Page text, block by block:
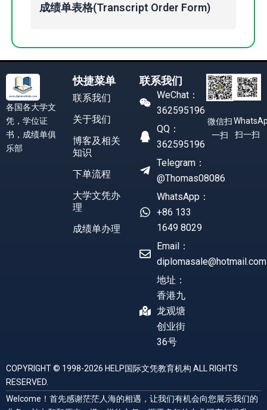
成绩单表格(Transcript Order Form)
各国各大学文
凭，学位证
书，成绩单俱
乐部
快捷菜单
联系我们
关于我们
博客及相关
知识
下单流程
大学文凭办
理
成绩单办理
联系我们
WeChat：
362595196
QQ：
362595196
Telegram：
@Thomas08086
WhatsApp：
+86 133
1649 8029
Email：
diplomasale@hotmail.com
地址：
香港九
龙观塘
创业街
36号
微信扫
一扫
扫一扫
COPYRIGHT © 1998-2026 HELP国际文凭教育机构 ALL RIGHTS
RESERVED.
Welcome！首先感谢茫茫人海的相遇，让我们有机会向您展示我们的